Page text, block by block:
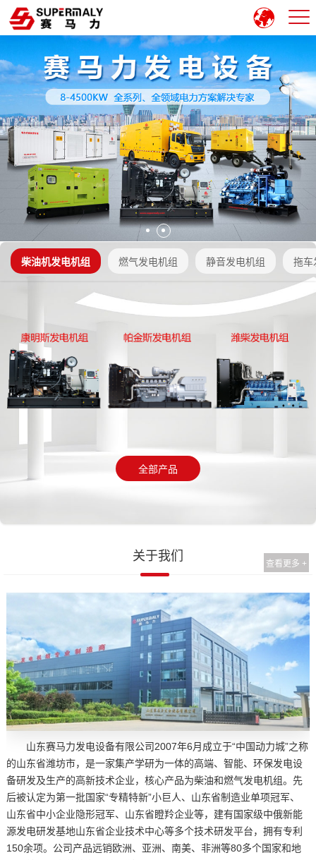
柴油机发电机组 燃气发电机组 静音发电机组 拖车
全部产品
关于我们
查看更多 +
山东赛马力发电设备有限公司2007年6月成立于“中国动力城”之称
的山东省潍坊市，是一家集产学研为一体的高端、智能、环保发电设
备研发及生产的高新技术企业，核心产品为柴油和燃气发电机组。先
后被认定为第一批国家“专精特新”小巨人、山东省制造业单项冠军、
山东省中小企业隐形冠军、山东省瞪羚企业等，建有国家级中俄新能
源发电研发基地山东省企业技术中心等多个技术研发平台，拥有专利
150余项。公司产品远销欧洲、亚洲、南美、非洲等80多个国家和地